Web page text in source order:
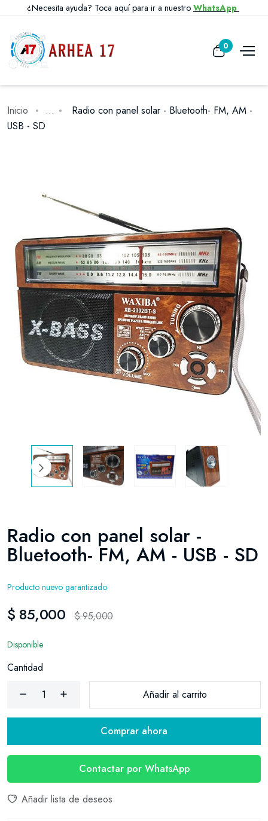
¿Necesita ayuda? Toca aquí para ir a nuestro WhatsApp
0
Inicio ...
Radio con panel solar - Bluetooth- FM, AM -
USB - SD
Radio con panel solar -
Bluetooth- FM, AM - USB - SD
Producto nuevo garantizado
$ 85,000 $ 95,000
Disponible
Cantidad
Añadir al carrito
Comprar ahora
Contactar por WhatsApp
Añadir lista de deseos